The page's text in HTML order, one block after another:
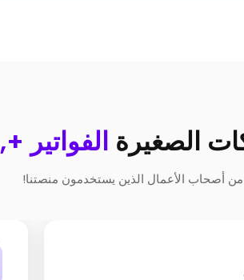
الصغيرة الفواتير +,
أصحاب الأعمال الذين يستخدمون منصتنا!